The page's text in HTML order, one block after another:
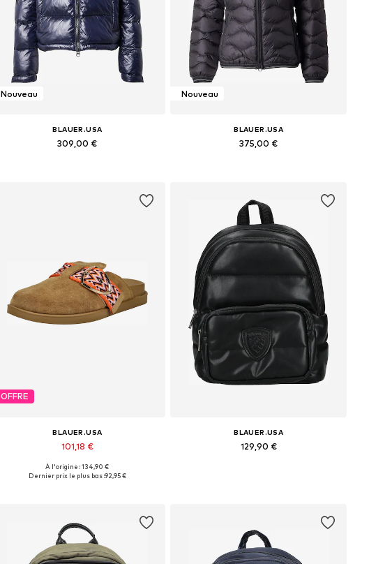
Nouveau
BLAUER.USA
309,00 €
Nouveau
BLAUER.USA
375,00 €
OFFRE
BLAUER.USA
101,18 €
Tailles disponibles: 36, 37, 38, 39
À l'origine : 134,90 €
Dernier prix le plus bas :92,95 €
BLAUER.USA
129,90 €